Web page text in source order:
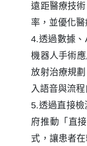
遠距醫療技
率，並優化醫
4.透過數據
機器人手術
放射治療規
入語音與流
5.透過直接
府推動「直
式，讓患者